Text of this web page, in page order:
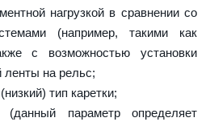
нагрузкой в сравнении со
(например, такими как
с возможностью установки
ленты на рельс;
тип каретки;
параметр определяет